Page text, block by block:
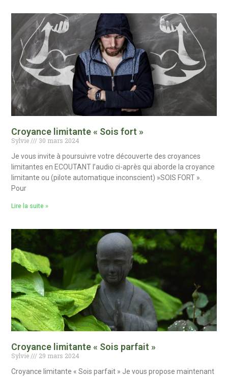
Croyance limitante « Sois fort »
Sylvie
30 mars 2024
Je vous invite à poursuivre votre découverte des croyances
limitantes en ECOUTANT l’audio ci-après qui aborde la croyance
limitante ou (pilote automatique inconscient) »SOIS FORT ».
Pour
Lire la suite »
Croyance limitante « Sois parfait »
Sylvie
29 mars 2024
Croyance limitante « Sois parfait » Je vous propose maintenant